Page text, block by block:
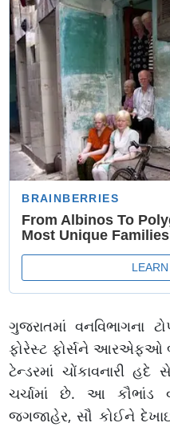
ગુજરાતમાં વનવિભાગના
ફોરેસ્ટ ફોર્સને આરએફઓ
ટેન્ડરમાં ચોંકાવનારી
ચર્ચામાં છે. આ કૌભાંડ
જગજાહેર, સૌ કોઈને